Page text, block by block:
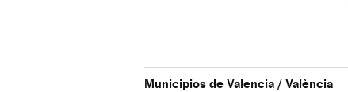
Municipios de Valencia / València